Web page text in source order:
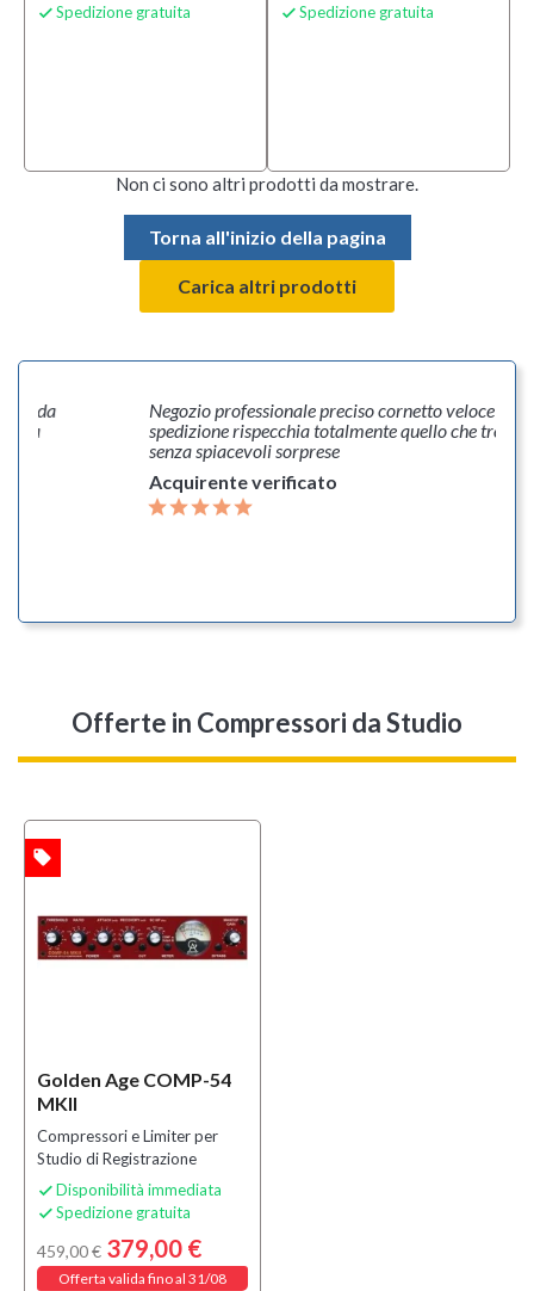
 Spedizione gratuita  Spedizione gratuita
Non ci sono altri prodotti da mostrare.
Torna all'inizio della pagina
Carica altri prodotti
è da
Negozio professionale preciso cornetto veloce nella
spedizione rispecchia totalmente quello che trovi sul
senza spiacevoli sorprese
Acquirente verificato
Offerte in Compressori da Studio
Golden Age COMP-54
MKII
Compressori e Limiter per
Studio di Registrazione
 Disponibilità immediata
 Spedizione gratuita
459,00 € 379,00 €
Offerta valida fino al 31/08
local_offer